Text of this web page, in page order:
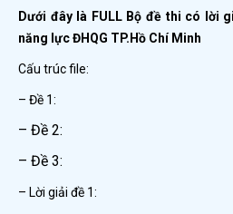
Dưới đây là FULL Bộ đề thi có lời
năng lực ĐHQG TP.Hồ Chí Minh
Cấu trúc file:
– Đề 1:
– Đề 2:
– Đề 3:
– Lời giải đề 1: